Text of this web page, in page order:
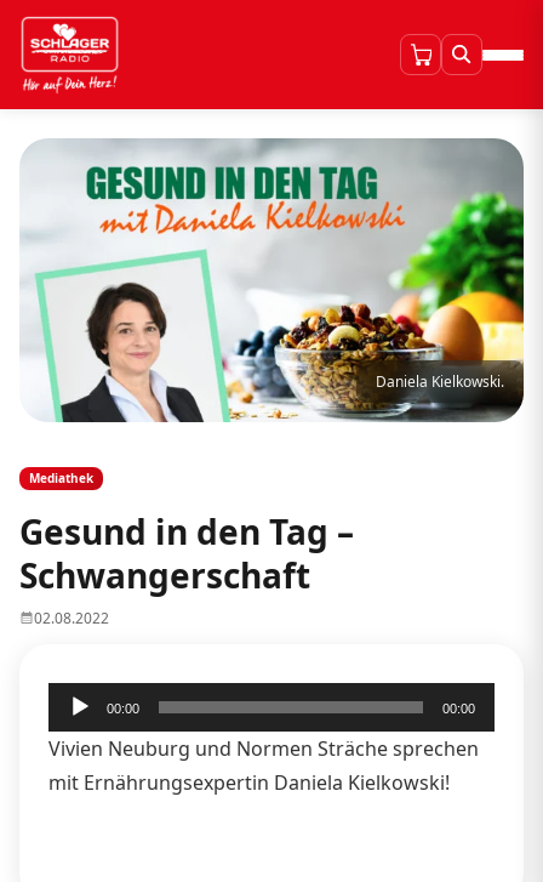
Daniela Kielkowski.
Mediathek
Gesund in den Tag –
Schwangerschaft
02.08.2022
Audio-
Player
00:00 00:00
Vivien Neuburg und Normen Sträche sprechen
mit Ernährungsexpertin Daniela Kielkowski!